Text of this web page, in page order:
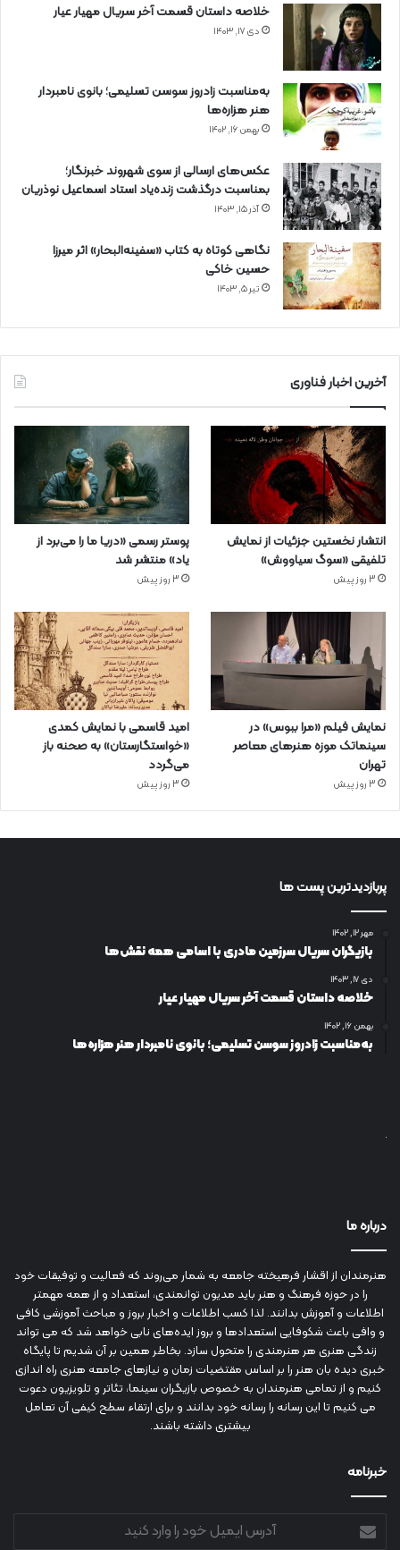
خلاصه داستان قسمت آخر سریال مهیار عیار
دی ۱۷, ۱۴۰۳
به‌مناسبت زادروز سوسن تسلیمی؛ بانوی نامبردار
هنر هزاره‌ها
بهمن ۱۶, ۱۴۰۲
عکس‌های ارسالی از سوی شهروند خبرنگار؛
بمناسبت درگذشت زنده‌یاد استاد اسماعیل نوذریان
آذر ۱۵, ۱۴۰۳
نگاهی کوتاه به کتاب «سفینه‌البحار» اثر میرزا
حسین خاکی
تیر ۵, ۱۴۰۳
آخرین اخبار فناوری
انتشار نخستین جزئیات از نمایش
تلفیقی «سوگ سیاووش»
3 روز پیش
پوستر رسمی «دریا ما را می‌برد از
یاد» منتشر شد
3 روز پیش
نمایش فیلم «مرا ببوس» در
سینماتک موزه هنرهای معاصر
تهران
3 روز پیش
امید قاسمی با نمایش کمدی
«خواستگارستان» به صحنه باز
می‌گردد
3 روز پیش
پربازدیدترین پست ها
مهر ۱۲, ۱۴۰۲
بازیگران سریال سرزمین مادری با اسامی همه نقش‌ها
دی ۱۷, ۱۴۰۳
خلاصه داستان قسمت آخر سریال مهیار عیار
بهمن ۱۶, ۱۴۰۲
به‌مناسبت زادروز سوسن تسلیمی؛ بانوی نامبردار هنر هزاره‌ها
درباره ما
هنرمندان از اقشار فرهیخته جامعه به شمار می‌روند که فعالیت و توفیقات خود
را در حوزه فرهنگ و هنر باید مدیون توانمندی، استعداد و از همه مهمتر
اطلاعات و آموزش بدانند. لذا کسب اطلاعات و اخبار بروز و مباحث آموزشی کافی
و وافی باعث شکوفایی استعدادها و بروز ایده‌های نابی خواهد شد که می تواند
زندگی هنری هر هنرمندی را متحول سازد. بخاطر همین بر آن شدیم تا پایگاه
خبری دیده بان هنر را بر اساس مقتضیات زمان و نیازهای جامعه هنری راه اندازی
کنیم و از تمامی هنرمندان به خصوص بازیگران سینما، تئاتر و تلویزیون دعوت
می کنیم تا این رسانه را رسانه خود بدانند و برای ارتقاء سطح کیفی آن تعامل
بیشتری داشته باشند.
خبرنامه
آدرس
ایمیل